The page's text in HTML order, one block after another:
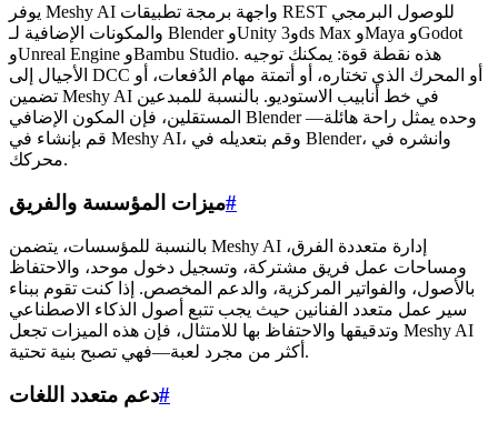
يوفر Meshy AI واجهة برمجة تطبيقات REST للوصول البرمجي
والمكونات الإضافية لـ Blender وUnity و3ds Max وMaya وGodot
وUnreal Engine وBambu Studio. هذه نقطة قوة: يمكنك توجيه
الأجيال إلى DCC أو المحرك الذي تختاره، أو أتمتة مهام الدُفعات، أو
تضمين Meshy AI في خط أنابيب الاستوديو. بالنسبة للمبدعين
المستقلين، فإن المكون الإضافي Blender وحده يمثل راحة هائلة—
قم بإنشاء في Meshy AI، وقم بتعديله في Blender، وانشره في
محركك.
ميزات المؤسسة والفريق#
بالنسبة للمؤسسات، يتضمن Meshy AI إدارة متعددة الفرق،
ومساحات عمل فريق مشتركة، وتسجيل دخول موحد، والاحتفاظ
بالأصول، والفواتير المركزية، والدعم المخصص. إذا كنت تقوم ببناء
سير عمل متعدد الفنانين حيث يجب تتبع أصول الذكاء الاصطناعي
وتدقيقها والاحتفاظ بها للامتثال، فإن هذه الميزات تجعل Meshy AI
أكثر من مجرد لعبة—فهي تصبح بنية تحتية.
دعم متعدد اللغات#